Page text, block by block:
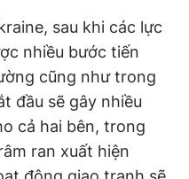
sau khi các lực
nhiều bước tiến
cũng như trong
đầu sẽ gây nhiều
cả hai bên, trong
ran xuất hiện